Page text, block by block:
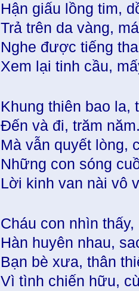
Hận giấu lồng tim,
Trả trên da vàng,
Nghe được tiếng
Xem lại tinh cầu,
Khung thiên bao la,
Đến và đi, trăm
Mà vẫn quyết lòng,
Những con sóng
Lời kinh van nài vô
Cháu con nhìn
Hàn huyên nhau,
Bạn bè xưa, thân
Vì tình chiến hữu,